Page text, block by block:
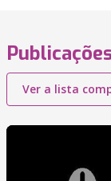
Ver a lista